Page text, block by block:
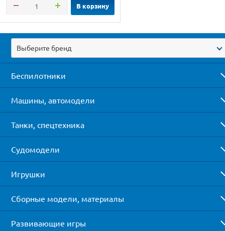
В корзину
Выберите бренд
Беспилотники
Машины, автомодели
Танки, спецтехника
Судомодели
Игрушки
Сборные модели, материалы
Развивающие игры